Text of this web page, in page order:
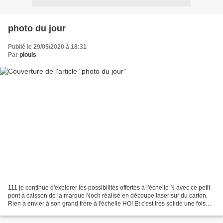
photo du jour
Publié le 29/05/2020 à 18:31
Par piouls
111 je continue d'explorer les possibilités offertes à l'échelle N avec ce petit
pont à caisson de la marque Noch réalisé en découpe laser sur du carton.
Rien à envier à son grand frère à l'échelle HO! Et c'est très solide une fois